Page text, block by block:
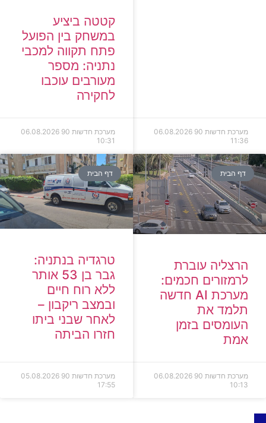
מערכת חדשות 90
06.08.2026
11:36
קטטה ביציע
במשחק בין הפועל
פתח תקווה למכבי
נתניה: מספר
מעורבים עוכבו
לחקירה
מערכת חדשות 90
06.08.2026
10:31
דף הבית
הרצליה עוברת
לרמזורים חכמים:
מערכת AI חדשה
תלמד את
העומסים בזמן
אמת
מערכת חדשות 90
06.08.2026
10:13
דף הבית
טרגדיה בנתניה:
גבר בן 53 אותר
ללא רוח חיים
ובמצב ריקבון –
לאחר שבני ביתו
חזרו הביתה
מערכת חדשות 90
05.08.2026
17:55